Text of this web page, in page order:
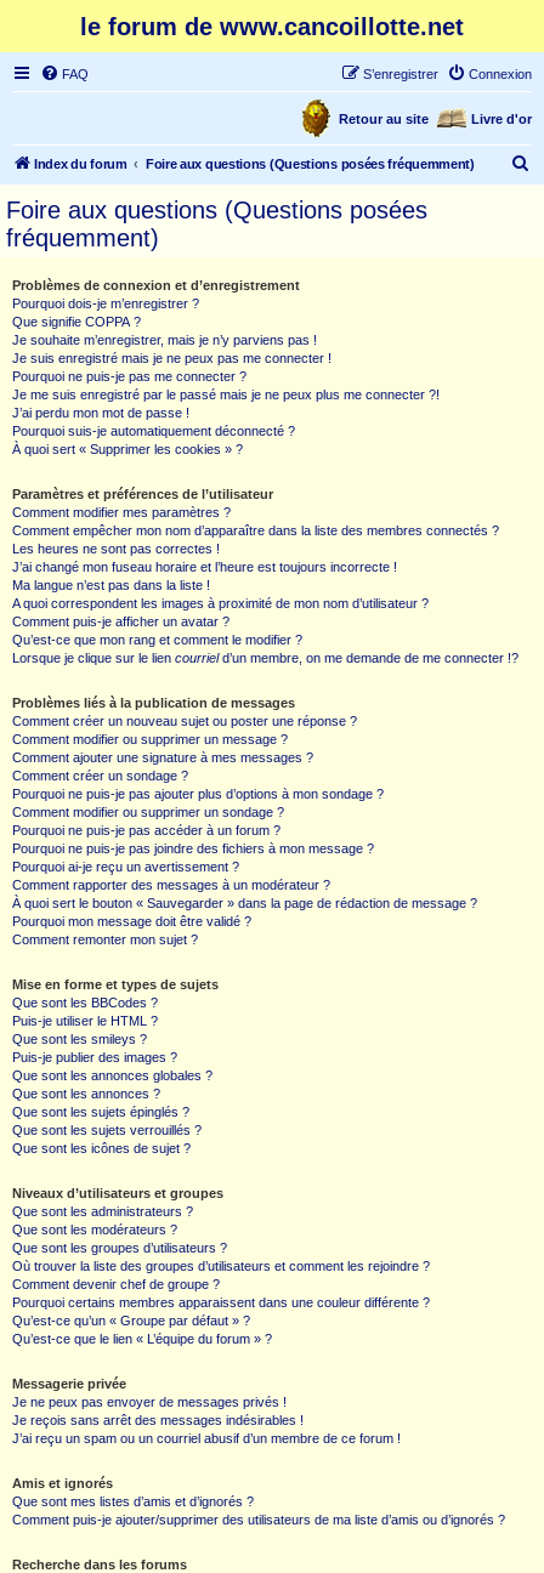
le forum de www.cancoillotte.net
FAQ Connexion
S’enregistrer
Livre d'or
Retour au site
Index du forum Foire aux questions (Questions posées fréquemment)
Foire aux questions (Questions posées
fréquemment)
Problèmes de connexion et d’enregistrement
Pourquoi dois-je m’enregistrer ?
Que signifie COPPA ?
Je souhaite m’enregistrer, mais je n’y parviens pas !
Je suis enregistré mais je ne peux pas me connecter !
Pourquoi ne puis-je pas me connecter ?
Je me suis enregistré par le passé mais je ne peux plus me connecter ?!
J’ai perdu mon mot de passe !
Pourquoi suis-je automatiquement déconnecté ?
À quoi sert « Supprimer les cookies » ?
Paramètres et préférences de l’utilisateur
Comment modifier mes paramètres ?
Comment empêcher mon nom d’apparaître dans la liste des membres connectés ?
Les heures ne sont pas correctes !
J’ai changé mon fuseau horaire et l’heure est toujours incorrecte !
Ma langue n’est pas dans la liste !
A quoi correspondent les images à proximité de mon nom d’utilisateur ?
Comment puis-je afficher un avatar ?
Qu’est-ce que mon rang et comment le modifier ?
Lorsque je clique sur le lien courrield’un membre, on me demande de me connecter !?
Problèmes liés à la publication de messages
Comment créer un nouveau sujet ou poster une réponse ?
Comment modifier ou supprimer un message ?
Comment ajouter une signature à mes messages ?
Comment créer un sondage ?
Pourquoi ne puis-je pas ajouter plus d’options à mon sondage ?
Comment modifier ou supprimer un sondage ?
Pourquoi ne puis-je pas accéder à un forum ?
Pourquoi ne puis-je pas joindre des fichiers à mon message ?
Pourquoi ai-je reçu un avertissement ?
Comment rapporter des messages à un modérateur ?
À quoi sert le bouton « Sauvegarder » dans la page de rédaction de message ?
Pourquoi mon message doit être validé ?
Comment remonter mon sujet ?
Mise en forme et types de sujets
Que sont les BBCodes ?
Puis-je utiliser le HTML ?
Que sont les smileys ?
Puis-je publier des images ?
Que sont les annonces globales ?
Que sont les annonces ?
Que sont les sujets épinglés ?
Que sont les sujets verrouillés ?
Que sont les icônes de sujet ?
Niveaux d’utilisateurs et groupes
Que sont les administrateurs ?
Que sont les modérateurs ?
Que sont les groupes d’utilisateurs ?
Où trouver la liste des groupes d’utilisateurs et comment les rejoindre ?
Comment devenir chef de groupe ?
Pourquoi certains membres apparaissent dans une couleur différente ?
Qu’est-ce qu’un « Groupe par défaut » ?
Qu’est-ce que le lien « L’équipe du forum » ?
Messagerie privée
Je ne peux pas envoyer de messages privés !
Je reçois sans arrêt des messages indésirables !
J’ai reçu un spam ou un courriel abusif d’un membre de ce forum !
Amis et ignorés
Que sont mes listes d’amis et d’ignorés ?
Comment puis-je ajouter/supprimer des utilisateurs de ma liste d’amis ou d’ignorés ?
Recherche dans les forums